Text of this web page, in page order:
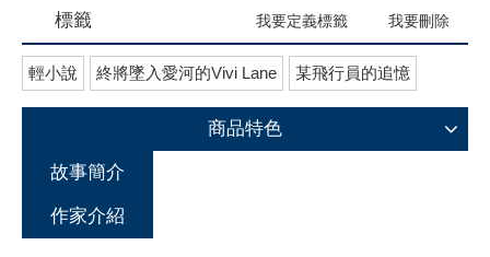
標籤 我要定義標籤 我要刪除
輕小說 終將墜入愛河的Vivi Lane 某飛行員的追憶
商品特色
故事簡介
作家介紹